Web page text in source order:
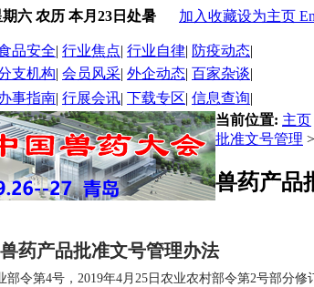
六 农历 本月23日处暑 加入收藏设为主页
品安全| 行业焦点| 行业自律| 防疫动态|
支机构| 会员风采| 外企动态| 百家杂谈|
事指南| 行展会讯| 下载专区| 信息查询|
当前位置: 主页
批准文号管理 >
兽药产品
兽药产品批准文号管理办法
部令第4号，2019年4月25日农业农村部令第2号部分修